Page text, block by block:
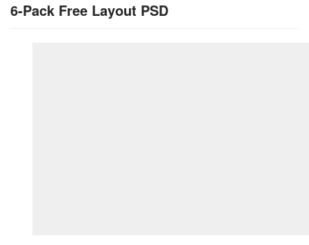
6-Pack Free Layout PSD